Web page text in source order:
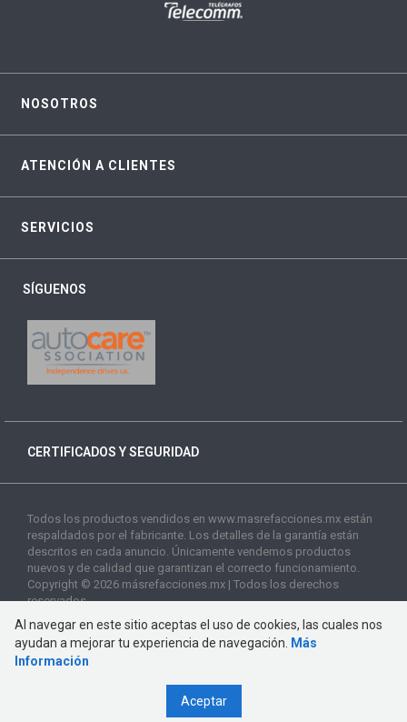
NOSOTROS
ATENCIÓN A CLIENTES
SERVICIOS
SÍGUENOS
CERTIFICADOS Y SEGURIDAD
Todos los productos vendidos en www.masrefacciones.mx están
respaldados por el fabricante. Los detalles de la garantía están
descritos en cada anuncio. Únicamente vendemos productos
nuevos y de calidad que garantizan el correcto funcionamiento.
Copyright © 2026 másrefacciones.mx | Todos los derechos
reservados
Al navegar en este sitio aceptas el uso de cookies, las cuales nos
ayudan a mejorar tu experiencia de navegación.
Más
Información
Aceptar